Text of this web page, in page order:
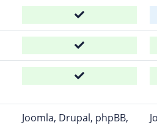
Joomla, Drupal, phpBB,